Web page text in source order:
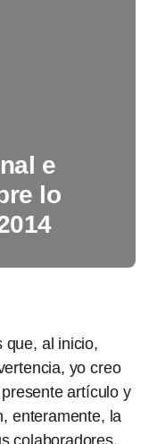
e
lo
que, al inicio,
yo creo
artículo y
enteramente, la
colaboradores,